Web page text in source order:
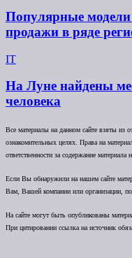
Популярные модели
продажи в ряде
IT
На Луне найдены
человека
Все материалы на данном сайте взяты из
ознакомительных целях. Права на
ответственности за содержание материала
Если Вы обнаружили на нашем сайте
Вам, Вашей компании или организации,
На сайте могут быть опубликованы
При цитировании ссылка на источник